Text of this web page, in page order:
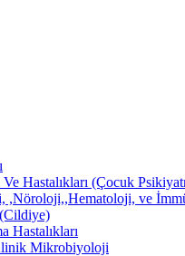
Hastalıkları (Çocuk
,Nöroloji,,Hematoloji, ve
Hastalıkları
Mikrobiyoloji